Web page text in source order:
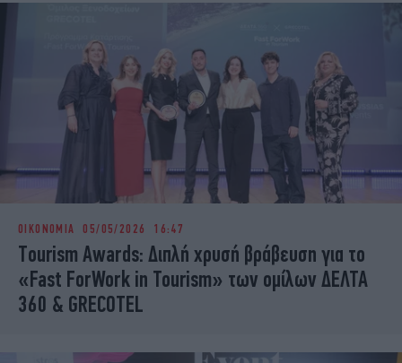
ΟΙΚΟΝΟΜΙΑ 05/05/2026 16:47
Τourism Awards: Διπλή χρυσή βράβευση για το
«Fast ForWork in Tourism» των ομίλων ΔΕΛΤΑ
360 & GRECOTEL